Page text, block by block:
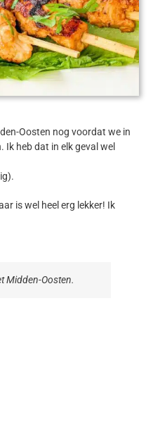
Oosten nog voordat we in
heb dat in elk geval wel
is wel heel erg lekker! Ik
Midden-Oosten.